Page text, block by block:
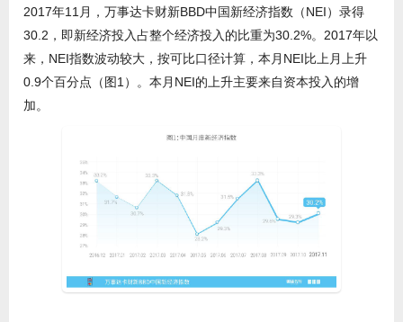
2017年11月，万事达卡财新BBD中国新经济指数（NEI）录得
30.2，即新经济投入占整个经济投入的比重为30.2%。2017年以
来，NEI指数波动较大，按可比口径计算，本月NEI比上月上升
0.9个百分点（图1）。本月NEI的上升主要来自资本投入的增
加。